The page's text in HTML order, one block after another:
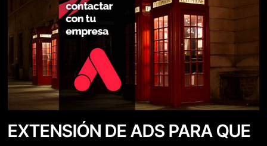
EXTENSIÓN DE ADS PARA QUE